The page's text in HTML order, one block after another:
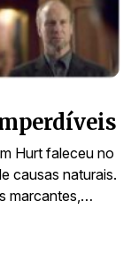
Hurt faleceu no
causas naturais.
marcantes,…